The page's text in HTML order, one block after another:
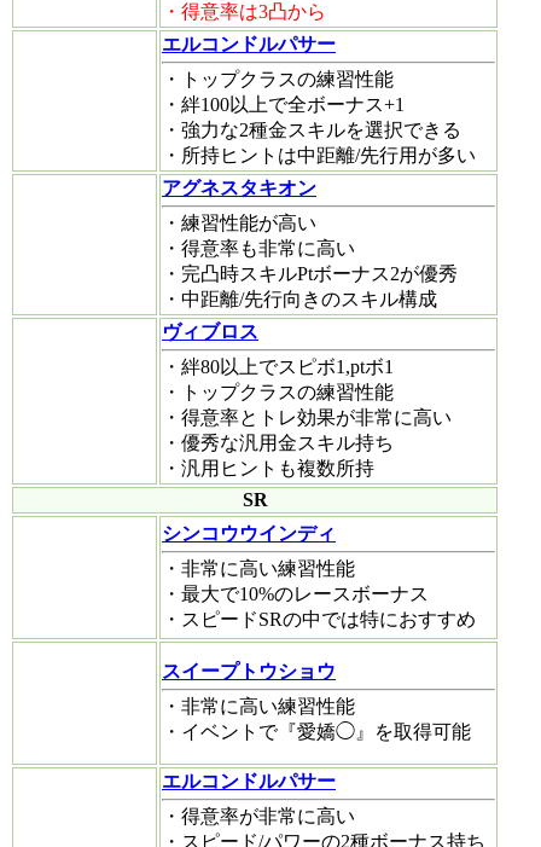
・得意率は3凸から
エルコンドルパサー
・トップクラスの練習性能
・絆100以上で全ボーナス+1
・強力な2種金スキルを選択できる
・所持ヒントは中距離/先行用が多い
アグネスタキオン
・練習性能が高い
・得意率も非常に高い
・完凸時スキルPtボーナス2が優秀
・中距離/先行向きのスキル構成
ヴィブロス
・絆80以上でスピボ1,ptボ1
・トップクラスの練習性能
・得意率とトレ効果が非常に高い
・優秀な汎用金スキル持ち
・汎用ヒントも複数所持
SR
シンコウウインディ
・非常に高い練習性能
・最大で10%のレースボーナス
・スピードSRの中では特におすすめ
スイープトウショウ
・非常に高い練習性能
・イベントで『愛嬌◯』を取得可能
エルコンドルパサー
・得意率が非常に高い
・スピード/パワーの2種ボーナス持ち